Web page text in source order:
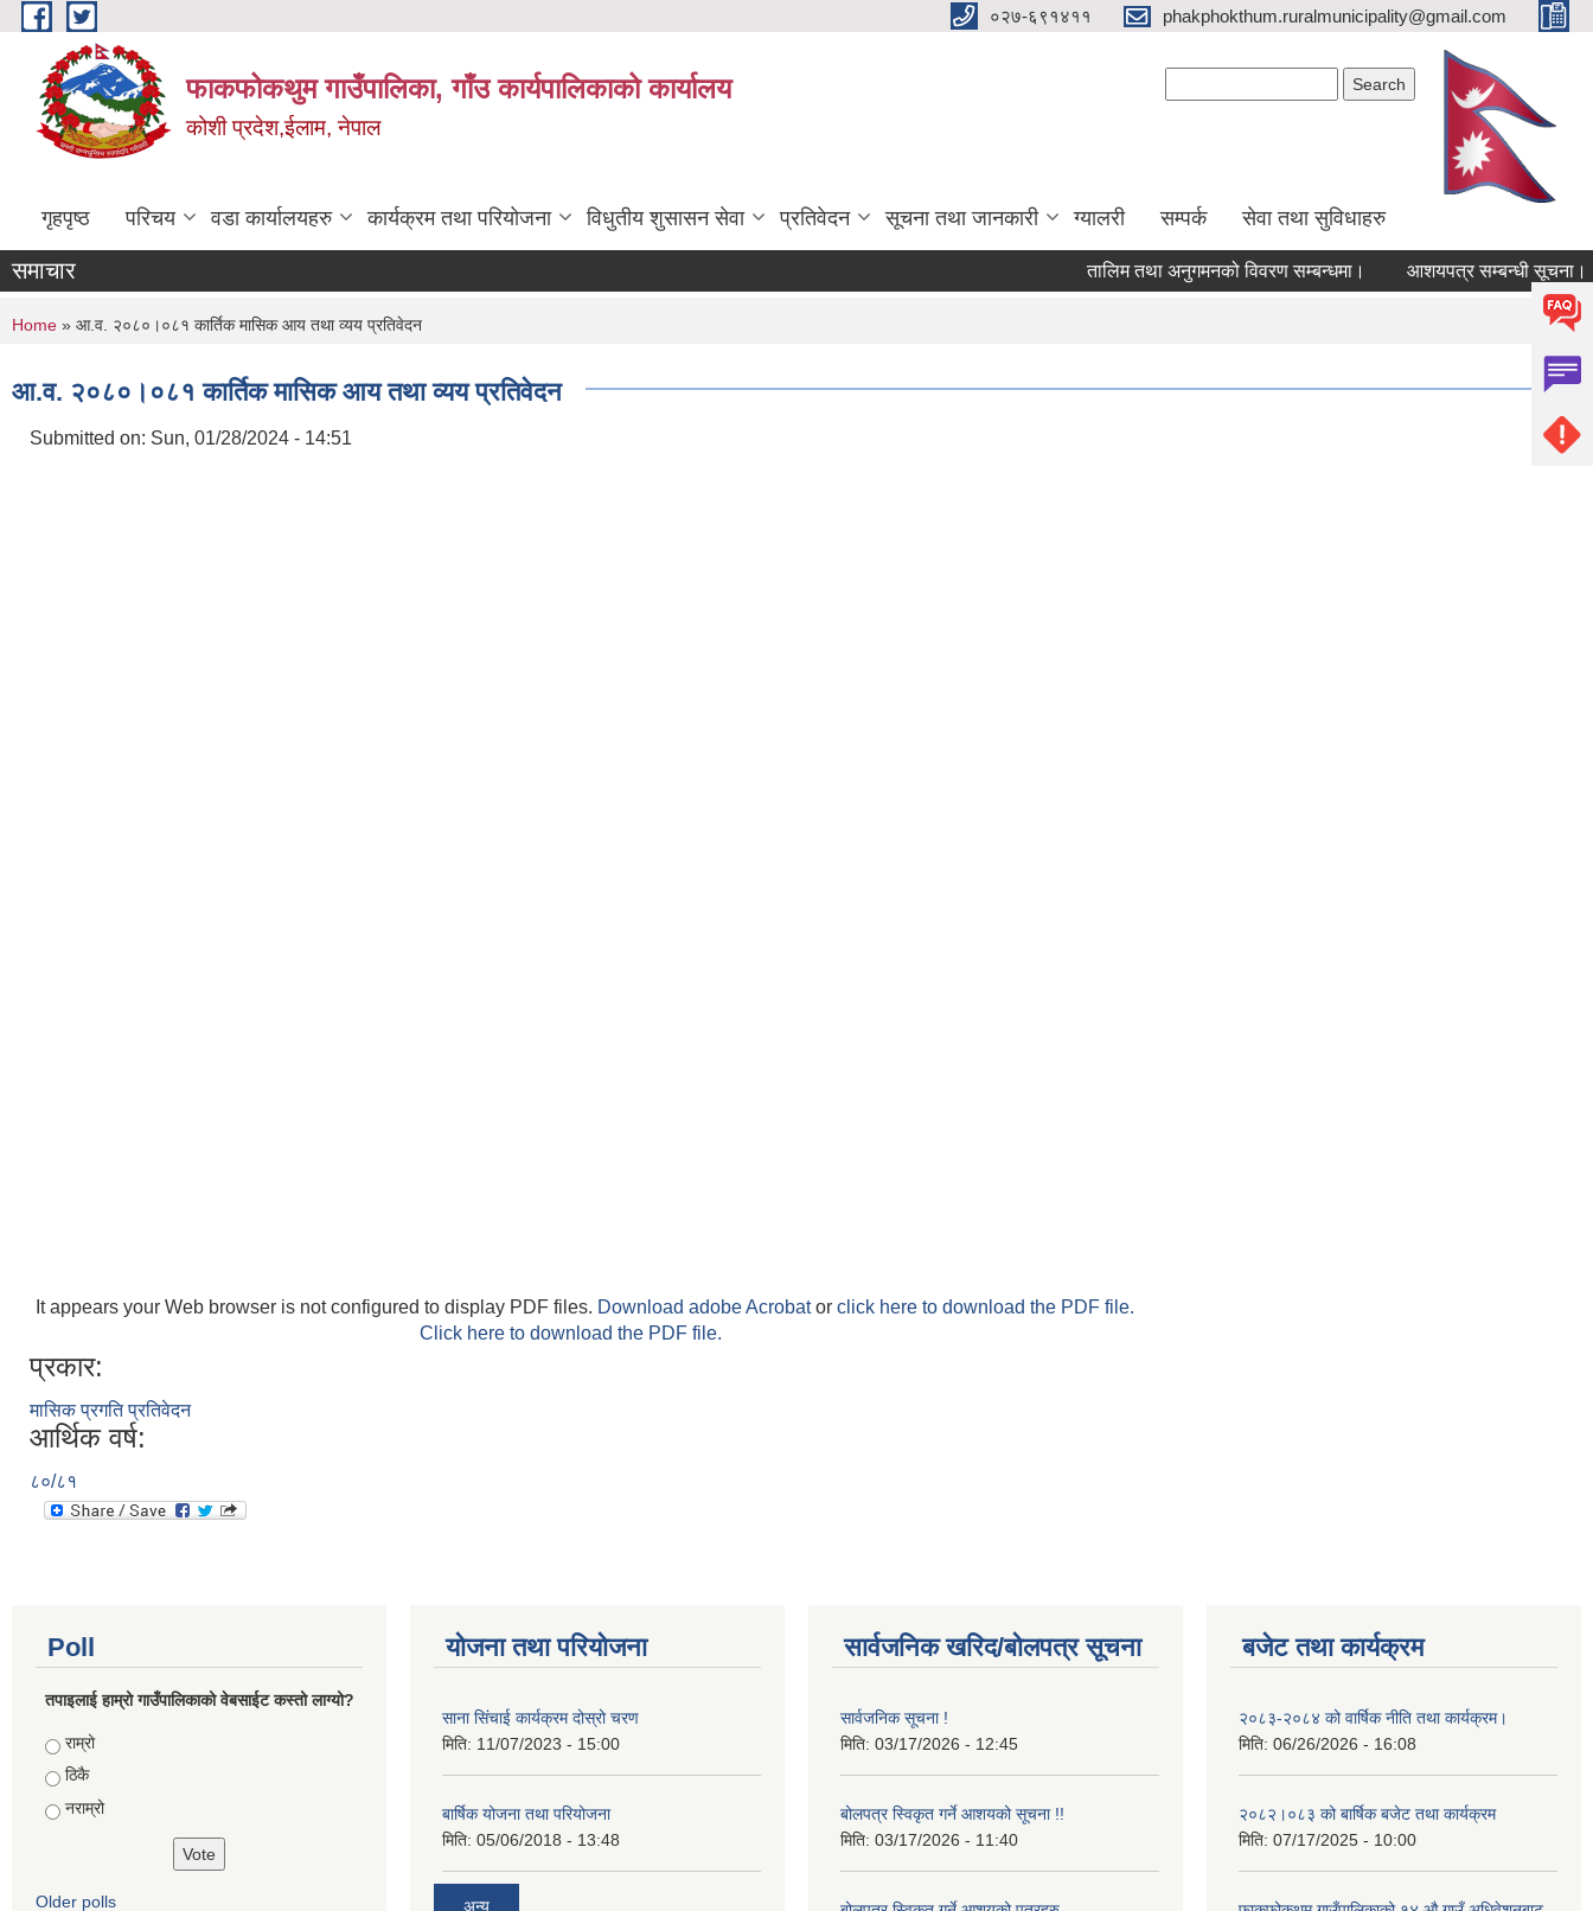
Skip to main content ०२७-६९१४११ phakphokthum.ruralmunicipality@gmail.com
फाकफोकथुम गाउँपालिका, गाँउ कार्यपालिकाको कार्यालय
कोशी प्रदेश,ईलाम, नेपाल
गृहपृष्ठ परिचय वडा कार्यालयहरु कार्यक्रम तथा परियोजना विधुतीय शुसासन सेवा प्रतिवेदन सूचना तथा जानकारी ग्यालरी सम्पर्क सेवा तथा सुविधाहरु
समाचार तालिम तथा अनुगमनको विवरण सम्बन्धमा। आशयपत्र सम्बन्धी सूचना।
You are here
Home » आ.व. २०८०।०८१ कार्तिक मासिक आय तथा व्यय प्रतिवेदन
आ.व. २०८०।०८१ कार्तिक मासिक आय तथा व्यय प्रतिवेदन
Submitted on: Sun, 01/28/2024 - 14:51
It appears your Web browser is not configured to display PDF files. Download adobe Acrobator click here to download the PDF file.
Click here to download the PDF file.
प्रकार:
मासिक प्रगति प्रतिवेदन
आर्थिक वर्ष:
८०/८१
Poll
तपाइलाई हाम्रो गाउँपालिकाको वेबसाईट कस्तो लाग्यो?
Choices
राम्रो
ठिकै
नराम्रो
Older polls
योजना तथा परियोजना
साना सिंचाई कार्यक्रम दोस्रो चरण
मिति: 11/07/2023 - 15:00
बार्षिक योजना तथा परियोजना
मिति: 05/06/2018 - 13:48
अन्य
सार्वजनिक खरिद/बोलपत्र सूचना
सार्वजनिक सूचना !
मिति: 03/17/2026 - 12:45
बोलपत्र स्विकृत गर्ने आशयको सूचना !!
मिति: 03/17/2026 - 11:40
बजेट तथा कार्यक्रम
२०८३-२०८४ को वार्षिक नीति तथा कार्यक्रम।
मिति: 06/26/2026 - 16:08
२०८२।०८३ को बार्षिक बजेट तथा कार्यक्रम
मिति: 07/17/2025 - 10:00